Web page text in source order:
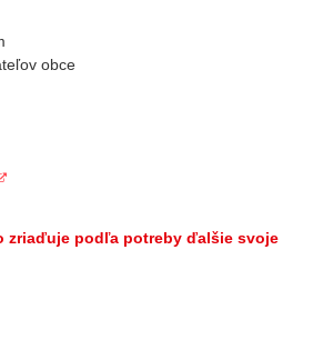
obce
zriaďuje podľa potreby ďalšie svoje